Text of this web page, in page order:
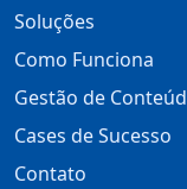
Soluções
Como Funciona
Gestão de
Cases de Sucesso
Contato